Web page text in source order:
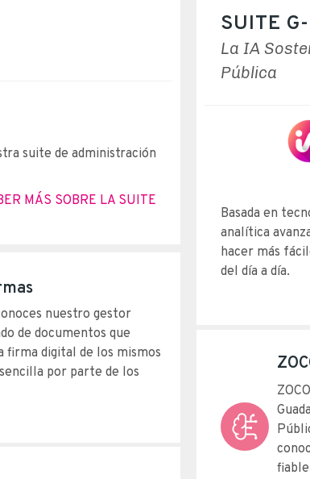
suite de administración
MÁS SOBRE LA SUITE
nuestro gestor
de documentos que
firma digital de los mismos
por parte de los
SUITE
La IA
Pública
Basada en
analítica
hacer más
del día a día.